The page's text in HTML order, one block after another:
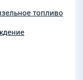
топливо